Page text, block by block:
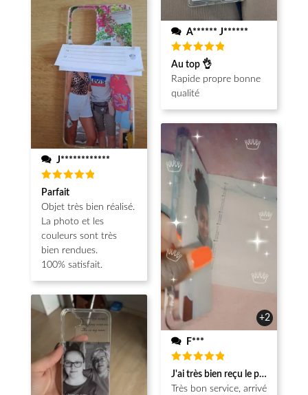
J************
Note5
sur 5
Parfait
Objet très bien réalisé.
La photo et les
couleurs sont très
bien rendues.
100% satisfait.
A****** J******
Note5
sur 5
Au top 👌
Rapide propre bonne
qualité
+2
F***
Note5
sur 5
J'ai très bien reçu le produit.
Très bon service, arrivé